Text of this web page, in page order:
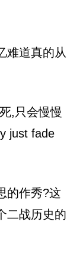
难道真的从
,只会慢慢
just fade
的作秀?这
二战历史的